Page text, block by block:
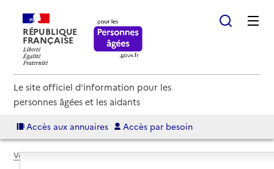
RÉPUBLIQUE
FRANÇAISE
Le site officiel d'information pour les
personnes âgées et les aidants
Accès aux annuaires Accès par besoin
Voir le fil d’Ariane